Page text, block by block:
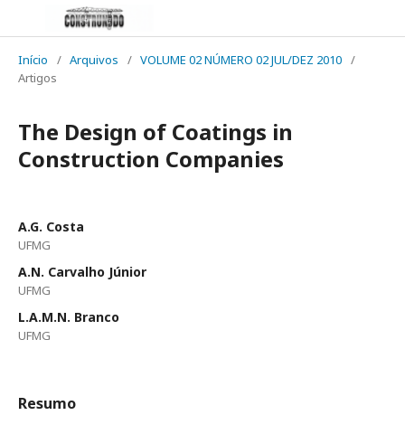
Início / Arquivos / VOLUME 02 NÚMERO 02 JUL/DEZ 2010 /
Artigos
The Design of Coatings in
Construction Companies
A.G. Costa
UFMG
A.N. Carvalho Júnior
UFMG
L.A.M.N. Branco
UFMG
Resumo